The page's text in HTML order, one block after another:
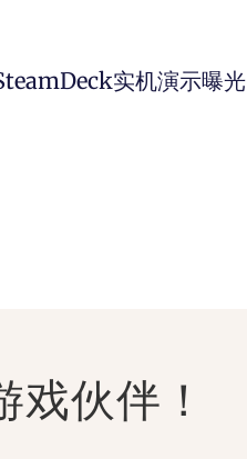
实机演示曝光
伙伴！